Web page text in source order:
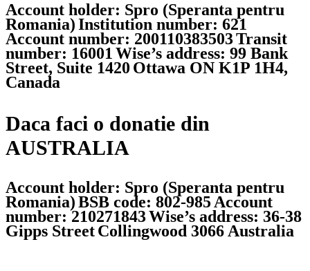
Account holder: Spro (Speranta pentru
Romania)Institution number: 621
Account number: 200110383503Transit
number: 16001 Wise’s address: 99 Bank
Street, Suite 1420 Ottawa ON K1P 1H4,
Canada
Daca faci o donatie din
AUSTRALIA
Account holder: Spro (Speranta pentru
Romania)BSB code: 802-985Account
number: 210271843Wise’s address: 36-38
Gipps StreetCollingwood 3066 Australia